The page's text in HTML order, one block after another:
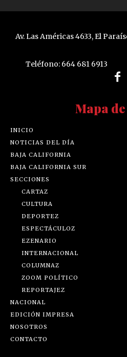
Av. Las Américas 4633, El
Teléfono: 664 681 6913
Mapa
INICIO
NOTICIAS DEL DÍA
BAJA CALIFORNIA
BAJA CALIFORNIA SUR
SECCIONES
CARTAZ
CULTURA
DEPORTEZ
ESPECTÁCULOZ
EZENARIO
INTERNACIONAL
COLUMNAZ
ZOOM POLÍTICO
REPORTAJEZ
NACIONAL
EDICIÓN IMPRESA
NOSOTROS
CONTACTO